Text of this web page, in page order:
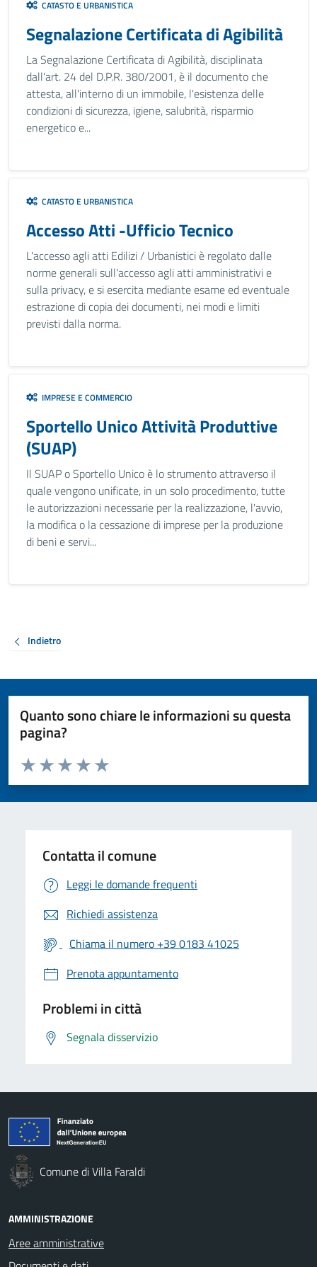
CATASTO E URBANISTICA
Segnalazione Certificata di Agibilità
La Segnalazione Certificata di Agibilità, disciplinata
dall'art. 24 del D.P.R. 380/2001, è il documento che
attesta, all'interno di un immobile, l'esistenza delle
condizioni di sicurezza, igiene, salubrità, risparmio
energetico e...
CATASTO E URBANISTICA
Accesso Atti -Ufficio Tecnico
L'accesso agli atti Edilizi / Urbanistici è regolato dalle
norme generali sull'accesso agli atti amministrativi e
sulla privacy, e si esercita mediante esame ed eventuale
estrazione di copia dei documenti, nei modi e limiti
previsti dalla norma.
IMPRESE E COMMERCIO
Sportello Unico Attività Produttive
(SUAP)
Il SUAP o Sportello Unico è lo strumento attraverso il
quale vengono unificate, in un solo procedimento, tutte
le autorizzazioni necessarie per la realizzazione, l'avvio,
la modifica o la cessazione di imprese per la produzione
di beni e servi...
Indietro
Quanto sono chiare le informazioni su questa
pagina?
Valuta da 1 a 5 stelle la pagina
Valuta 5 stelle su 5
Valuta 4 stelle su 5
Valuta 3 stelle su 5
Valuta 2 stelle su 5
Valuta 1 stelle su 5
Contatta il comune
Leggi le domande frequenti
Richiedi assistenza
Chiama il numero +39 0183 41025
Prenota appuntamento
Problemi in città
Segnala disservizio
Comune di Villa Faraldi
AMMINISTRAZIONE
Aree amministrative